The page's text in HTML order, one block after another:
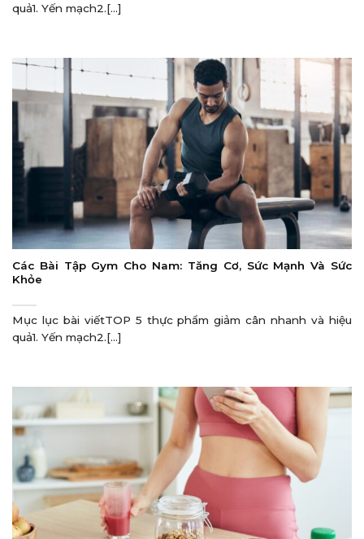
quả1. Yến mạch2.[...]
Các Bài Tập Gym Cho Nam: Tăng Cơ, Sức Mạnh Và Sức
Khỏe
Mục lục bài viếtTOP 5 thực phẩm giảm cân nhanh và hiệu
quả1. Yến mạch2.[...]